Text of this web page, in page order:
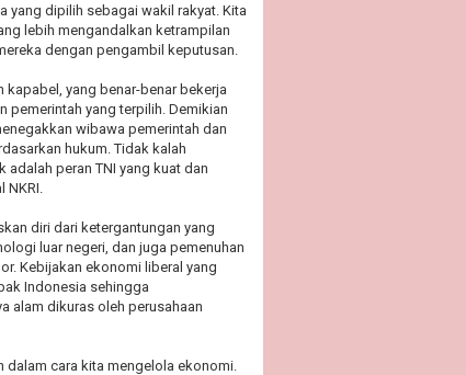
yang dipilih sebagai wakil rakyat. Kita
lebih mengandalkan ketrampilan
dengan pengambil keputusan.
yang benar-benar bekerja
pemerintah yang terpilih. Demikian
wibawa pemerintah dan
hukum. Tidak kalah
peran TNI yang kuat dan
diri dari ketergantungan yang
luar negeri, dan juga pemenuhan
Kebijakan ekonomi liberal yang
Indonesia sehingga
alam dikuras oleh perusahaan
cara kita mengelola ekonomi.